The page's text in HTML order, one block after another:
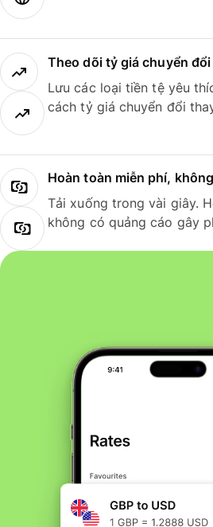
Theo dõi tỷ giá chuyển
Lưu các loại tiền tệ yêu
cách tỷ giá chuyển đổi
Hoàn toàn miễn phí,
Tải xuống trong vài giây.
không có quảng cáo gây